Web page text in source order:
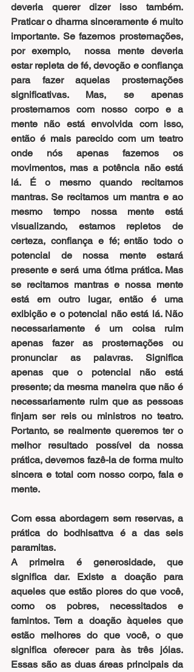
deveria querer dizer isso também.
Praticar o dharma sinceramente é muito
importante. Se fazemos prosternações,
por exemplo,  nossa mente deveria
estar repleta de fé, devoção e confiança
para fazer aquelas prosternações
significativas. Mas, se apenas
prosternamos com nosso corpo e a
mente não está envolvida com isso,
então é mais parecido com um teatro
onde nós apenas fazemos os
movimentos, mas a potência não está
lá. É o mesmo quando recitamos
mantras. Se recitamos um mantra e ao
mesmo tempo nossa mente está
visualizando, estamos repletos de
certeza, confiança e fé; então todo o
potencial de nossa mente estará
presente e será uma ótima prática. Mas
se recitamos mantras e nossa mente
está em outro lugar, então é uma
exibição e o potencial não está lá. Não
necessariamente é um coisa ruim
apenas fazer as prosternações ou
pronunciar as palavras. Significa
apenas que o potencial não está
presente; da mesma maneira que não é
necessariamente ruim que as pessoas
finjam ser reis ou ministros no teatro.
Portanto, se realmente queremos ter o
melhor resultado possível da nossa
prática, devemos fazê-la de forma muito
sincera e total com nosso corpo, fala e
mente.
Com essa abordagem sem reservas, a
prática do bodhisattva é a das seis
paramitas.
A primeira é generosidade, que
significa dar. Existe a doação para
aqueles que estão piores do que você,
como os pobres, necessitados e
famintos. Tem a doação àqueles que
estão melhores do que você, o que
significa oferecer para às três jóias.
Essas são as duas áreas principais da